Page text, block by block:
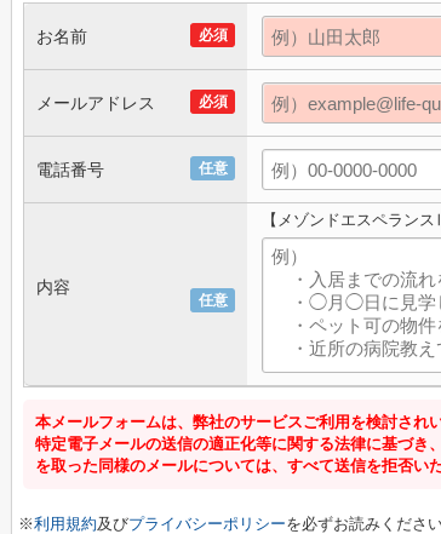
必須
お名前
必須
メールアドレス
任意
電話番号
任意
内容
【メゾンドエスペラン
本メールフォームは、弊社のサービスご利用を検討され
特定電子メールの送信の適正化等に関する法律に基づ
を取った同様のメールについては、すべて送信を拒否いた
※利用規約及びプライバシーポリシーを必ずお読みくださ